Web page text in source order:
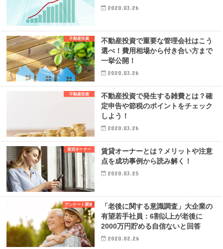
2020.03.26
不動産投資
不動産投資で重要な管理会社はこう
選べ！費用相場から付き合い方まで
一挙公開！
2020.03.26
不動産投資
不動産投資で発生する雑費とは？確
定申告や節税のポイントをチェック
しよう！
2020.03.26
賃貸オーナー
賃貸オーナーとは？メリットや注意
点を成功事例から読み解く！
2020.03.25
アンケート調査
「老後に関する意識調査」大企業の
有望若手社員：6割以上が老後に
2000万円貯める自信ないと回答
2020.02.26